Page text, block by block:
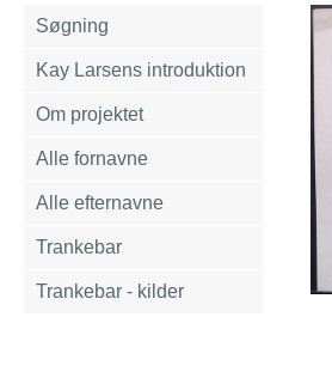
Søgning
Kay Larsens introduktion
Om projektet
Alle fornavne
Alle efternavne
Trankebar
Trankebar - kilder